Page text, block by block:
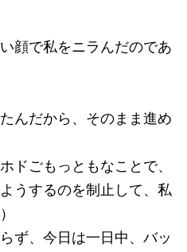
顔で私をニラんだのであ
んだから、そのまま進め
ドごもっともなことで、
うするのを制止して、私
ず、今日は一日中、バッ